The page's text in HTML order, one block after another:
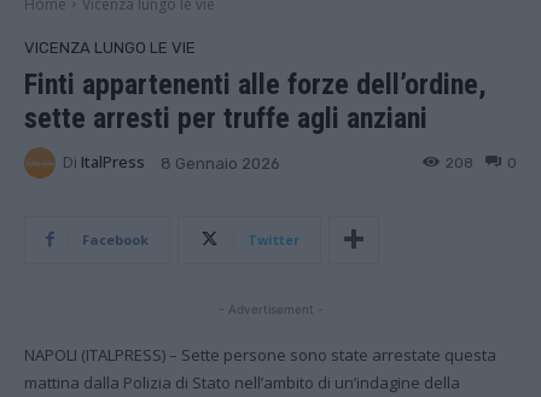
VICENZA LUNGO LE VIE
Finti appartenenti alle forze dell’ordine,
sette arresti per truffe agli anziani
Di ItalPress 8 Gennaio 2026 0
208
Facebook Twitter
- Advertisement -
NAPOLI (ITALPRESS) – Sette persone sono state arrestate questa
mattina dalla Polizia di Stato nell’ambito di un’indagine della